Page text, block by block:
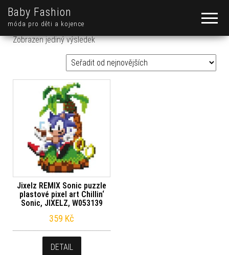
Baby Fashion
móda pro děti a kojence
Zobrazen jediný výsledek
Jixelz REMIX Sonic puzzle
plastové pixel art Chillin‘
Sonic, JIXELZ, W053139
359 Kč
DETAIL